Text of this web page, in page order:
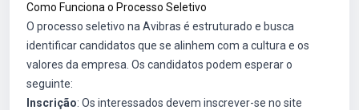
Como Funciona o Processo Seletivo
O processo seletivo na Avibras é estruturado e busca
identificar candidatos que se alinhem com a cultura e os
valores da empresa. Os candidatos podem esperar o
seguinte:
Inscrição: Os interessados devem inscrever-se no site